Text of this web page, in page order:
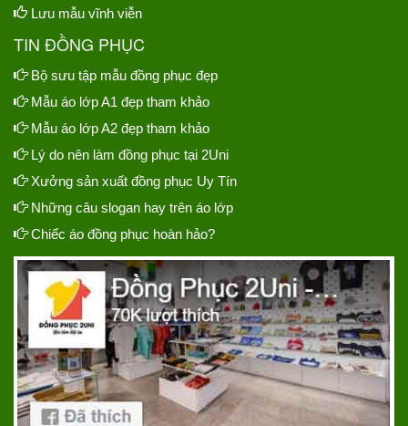
Lưu mẫu vĩnh viễn
TIN ĐỒNG PHỤC
Bộ sưu tập mẫu đồng phục đẹp
Mẫu áo lớp A1 đẹp tham khảo
Mẫu áo lớp A2 đẹp tham khảo
Lý do nên làm đồng phục tại 2Uni
Xưởng sản xuất đồng phục Uy Tín
Những câu slogan hay trên áo lớp
Chiếc áo đồng phục hoàn hảo?